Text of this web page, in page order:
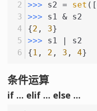
>>> s2 = set ([
>>> s1 & s2
{2 , 3}
>>> s1 | s2
{ 1 , 2 , 3 , 4}
条件运算
if ... elif ... else ...